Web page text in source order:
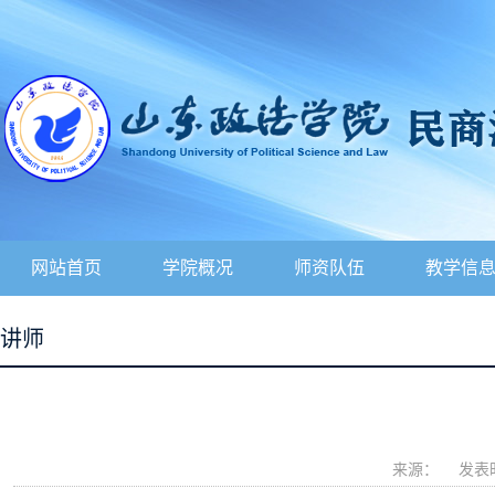
网站首页 学院概况 师资队伍 教学信息
讲师
来源： 发表